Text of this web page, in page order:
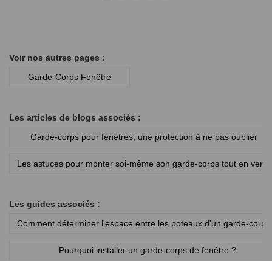
Voir nos autres pages :
Garde-Corps Fenêtre
Les articles de blogs associés :
Garde-corps pour fenêtres, une protection à ne pas oublier
Les astuces pour monter soi-même son garde-corps tout en verre
Les guides associés :
Comment déterminer l'espace entre les poteaux d'un garde-corps
Pourquoi installer un garde-corps de fenêtre ?